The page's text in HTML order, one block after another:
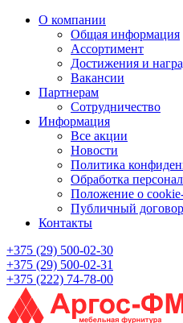
О компании
Общая информация
Ассортимент
Достижения и
Вакансии
Партнерам
Сотрудничество
Информация
Все акции
Новости
Политика
Обработка
Положение о
Публичный договор
Контакты
+375 (29) 500-02-30
+375 (29) 500-02-31
+375 (222) 74-78-00